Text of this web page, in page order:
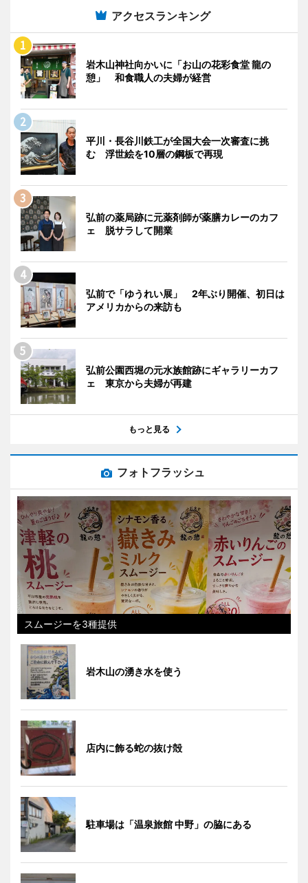
アクセスランキング
岩木山神社向かいに「お山の花彩食堂 龍の
憩」 和食職人の夫婦が経営
平川・長谷川鉄工が全国大会一次審査に挑
む 浮世絵を10層の鋼板で再現
弘前の薬局跡に元薬剤師が薬膳カレーのカフ
ェ 脱サラして開業
弘前で「ゆうれい展」 2年ぶり開催、初日は
アメリカからの来訪も
弘前公園西堀の元水族館跡にギャラリーカフ
ェ 東京から夫婦が再建
もっと見る
フォトフラッシュ
スムージーを3種提供
岩木山の湧き水を使う
店内に飾る蛇の抜け殻
駐車場は「温泉旅館 中野」の脇にある